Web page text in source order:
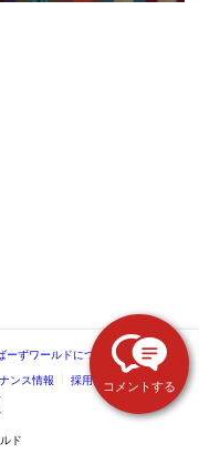
コメントする
ーずワールドについて
ンス情報 採用情報
ド